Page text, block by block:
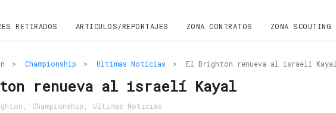
RETIRADOS ARTICULOS/REPORTAJES ZONA CONTRATOS ZONA SCOUTING
> Championship > Ultimas Noticias > El Brighton renueva al israelí Kayal
renueva al israelí Kayal
Championship Ultimas Noticias